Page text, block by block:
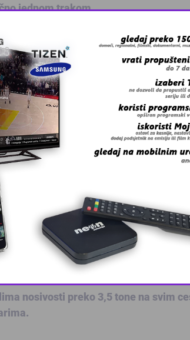
jednom trakom.
magistralnoj cesti Konjic-Jablanica.
od 10 do 30 minuta.
zemlje Evropske unije (EES, Entry/
Od 2. 12. 2025. godine granični
Šepak zabranjen je saobraćaj za
ukopa identificiranih žrtava
Federacije Bosne i Hercegovine.
cesti Caparde-Karakaj, a 9.07. u
nosivosti preko 3,5 tone na svim